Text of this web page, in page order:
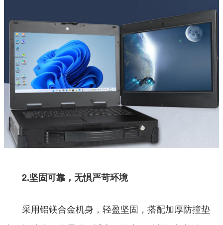
2.坚固可靠，无惧严苛环境
采用铝镁合金机身，轻盈坚固，搭配加厚防撞垫